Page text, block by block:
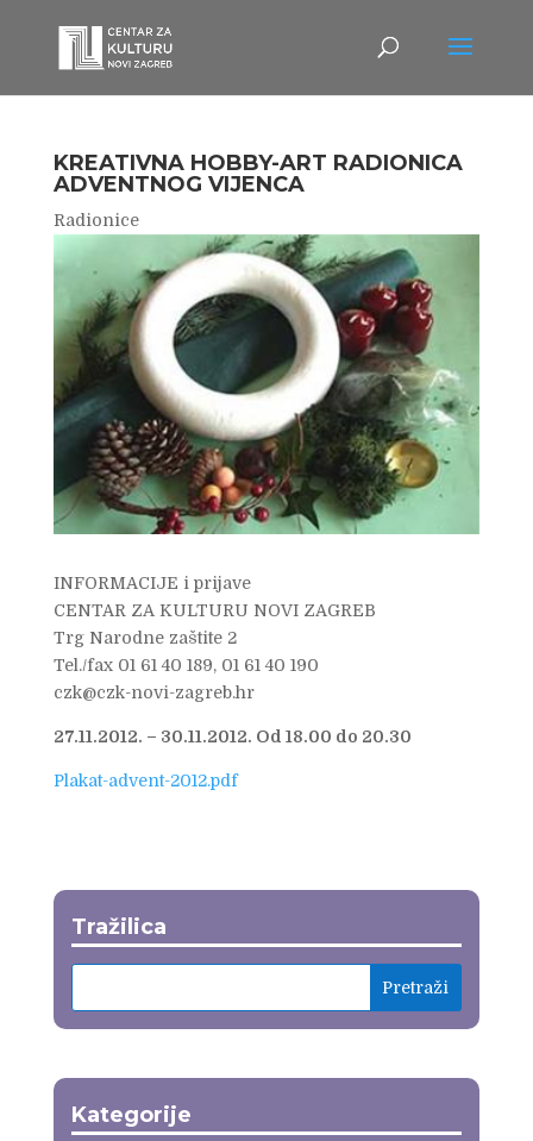
KREATIVNA HOBBY-ART RADIONICA
ADVENTNOG VIJENCA
Radionice
INFORMACIJE i prijave
CENTAR ZA KULTURU NOVI ZAGREB
Trg Narodne zaštite 2
Tel./fax 01 61 40 189, 01 61 40 190
czk@czk-novi-zagreb.hr
27.11.2012. – 30.11.2012. Od 18.00 do 20.30
Plakat-advent-2012.pdf
Tražilica
Kategorije